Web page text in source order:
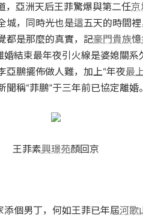
亞洲天后王菲驚爆與第二任京
，同時光也是這五天的時間裡
都是那麼的真實，記豪門貴族憶
婚結束最年夜引火線是婆媳關
亞鵬擺佈做人難，加上“年夜最
聞稱“菲鵬”于三年前已協定離婚。
王菲素興璟苑顏回京
個男丁，何如王菲已年屆河歌